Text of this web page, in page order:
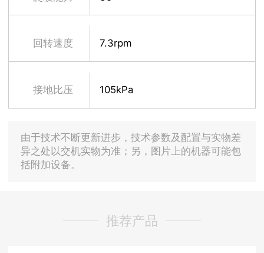
回转速度 7.3rpm
接地比压 105kPa
由于技术不断更新进步，技术参数及配置与实物差
异之处以交机实物为准；另，图片上的机器可能包
括附加设备。
推荐产品